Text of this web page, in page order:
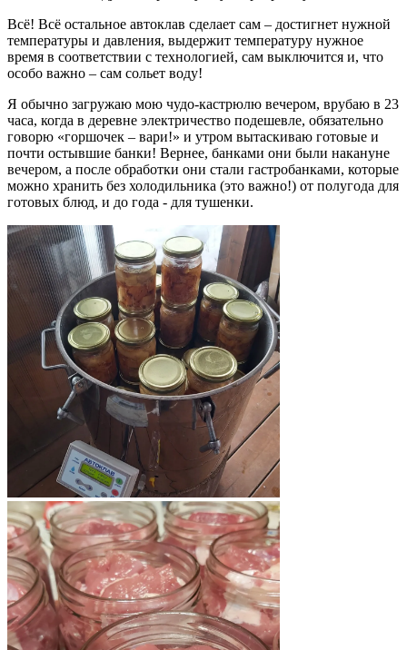
Всё! Всё остальное автоклав сделает сам – достигнет нужной
температуры и давления, выдержит температуру нужное
время в соответствии с технологией, сам выключится и, что
особо важно – сам сольет воду!
Я обычно загружаю мою чудо-кастрюлю вечером, врубаю в 23
часа, когда в деревне электричество подешевле, обязательно
говорю «горшочек – вари!» и утром вытаскиваю готовые и
почти остывшие банки! Вернее, банками они были накануне
вечером, а после обработки они стали гастробанками, которые
можно хранить без холодильника (это важно!) от полугода для
готовых блюд, и до года - для тушенки.